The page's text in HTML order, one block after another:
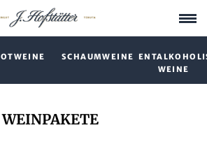
SCHAUMWEINE
WEINE
WEINPAKETE